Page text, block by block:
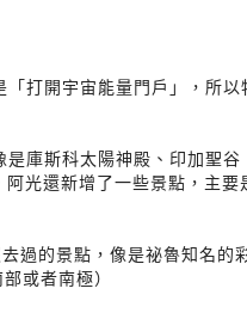
打開宇宙能量門戶」，所
庫斯科太陽神殿、印加聖谷
光還新增了一些景點，主要
過的景點，像是祕魯知名的
或者南極）